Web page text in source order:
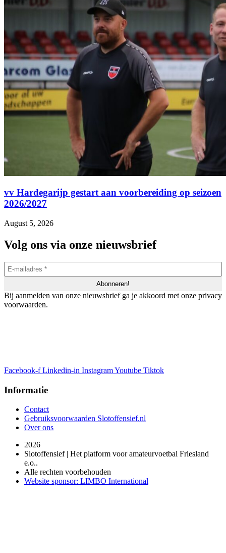
vv Hardegarijp gestart aan voorbereiding op seizoen
2026/2027
August 5, 2026
Volg ons via onze nieuwsbrief
Bij aanmelden van onze nieuwsbrief ga je akkoord met onze privacy
voorwaarden.
Facebook-f Linkedin-in InstagramYoutube Tiktok
Informatie
Contact
Gebruiksvoorwaarden Slotoffensief.nl
Over ons
2026
Slotoffensief | Het platform voor amateurvoetbal Friesland
e.o..
Alle rechten voorbehouden
Website sponsor: LIMBO International